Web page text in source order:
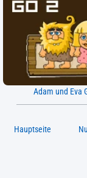
Adam und Eva
Hauptseite